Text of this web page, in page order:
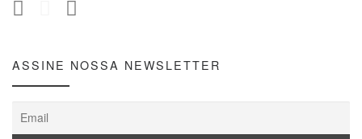
ASSINE NOSSA NEWSLETTER